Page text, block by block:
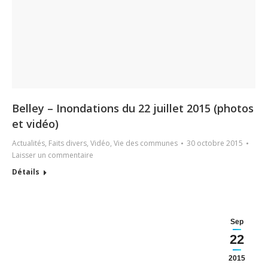
Belley – Inondations du 22 juillet 2015 (photos
et vidéo)
Actualités, Faits divers, Vidéo, Vie des communes
30 octobre 2015
Laisser un commentaire
Détails
Sep
22
2015